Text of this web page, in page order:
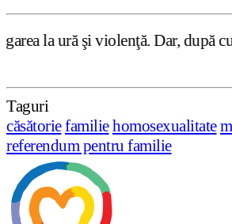
Dar, după cum confirmă
Taguri
căsătoriefamiliehomosexualitate
referendum pentru familie